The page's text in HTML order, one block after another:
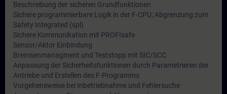
Beschreibung der sicheren Grundfunktionen
Sichere programmierbare Logik in der F-CPU; Abgrenzung zum
Safety Integrated (spl)
Sichere Kommunikation mit PROFIsafe
Sensor/Aktor Einbindung
Bremsenmanagment und Teststopp mit SIC/SCC
Anpassung der Sicherheitsfunktionen durch Parametrieren der
Antriebe und Erstellen des F-Programms
Vorgehensweise bei Inbetriebnahme und Fehlersuche